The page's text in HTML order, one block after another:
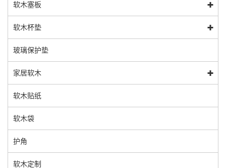
软木塞板
软木杯垫
玻璃保护垫
家居软木
软木贴纸
软木袋
护角
软木定制